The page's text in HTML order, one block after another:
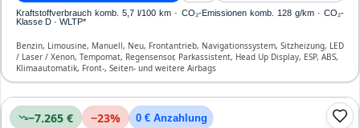
Kraftstoffverbrauch komb. 5,7 l/100 km · CO₂-Emissionen komb. 128 g/km · CO₂-
Klasse D · WLTP*
Benzin, Limousine, Manuell, Neu, Frontantrieb, Navigationssystem, Sitzheizung, LED
/ Laser / Xenon, Tempomat, Regensensor, Parkassistent, Head Up Display, ESP, ABS,
Klimaautomatik, Front-, Seiten- und weitere Airbags
−7.265 € −23% 0 € Anzahlung